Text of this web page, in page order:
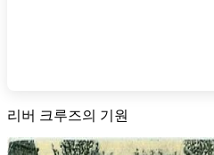
리버 크루즈의 기원